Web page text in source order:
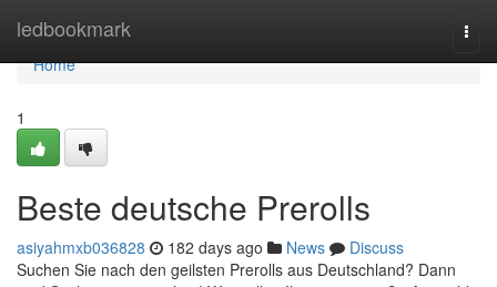
ledbookmark
Home
Home
1
Beste deutsche Prerolls
asiyahmxb036828 182 days ago News
Discuss
Suchen Sie nach den geilsten Prerolls aus Deutschland? Dann